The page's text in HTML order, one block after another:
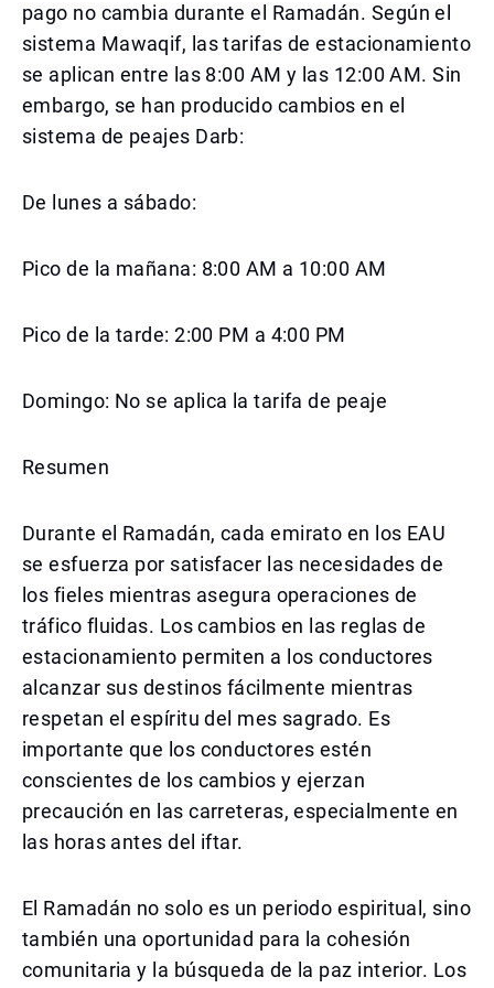
pago no cambia durante el Ramadán. Según el
sistema Mawaqif, las tarifas de estacionamiento
se aplican entre las 8:00 AM y las 12:00 AM. Sin
embargo, se han producido cambios en el
sistema de peajes Darb:
De lunes a sábado:
Pico de la mañana: 8:00 AM a 10:00 AM
Pico de la tarde: 2:00 PM a 4:00 PM
Domingo: No se aplica la tarifa de peaje
Resumen
Durante el Ramadán, cada emirato en los EAU
se esfuerza por satisfacer las necesidades de
los fieles mientras asegura operaciones de
tráfico fluidas. Los cambios en las reglas de
estacionamiento permiten a los conductores
alcanzar sus destinos fácilmente mientras
respetan el espíritu del mes sagrado. Es
importante que los conductores estén
conscientes de los cambios y ejerzan
precaución en las carreteras, especialmente en
las horas antes del iftar.
El Ramadán no solo es un periodo espiritual, sino
también una oportunidad para la cohesión
comunitaria y la búsqueda de la paz interior. Los